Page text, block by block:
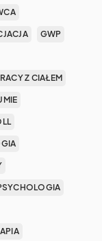
GWP
Z CIAŁEM